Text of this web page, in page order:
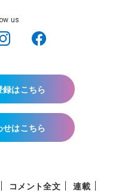
us
はこちら
はこちら
コメント全文
連載